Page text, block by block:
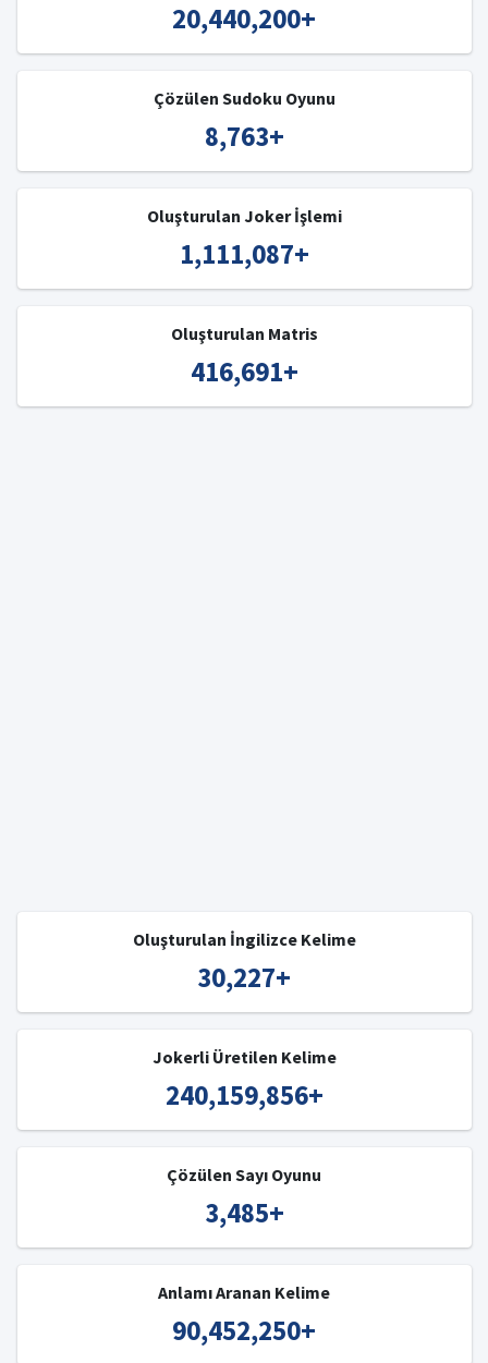
20,440,200+
Çözülen Sudoku Oyunu
8,763+
Oluşturulan Joker İşlemi
1,111,087+
Oluşturulan Matris
416,691+
Oluşturulan İngilizce Kelime
30,227+
Jokerli Üretilen Kelime
240,159,856+
Çözülen Sayı Oyunu
3,485+
Anlamı Aranan Kelime
90,452,250+